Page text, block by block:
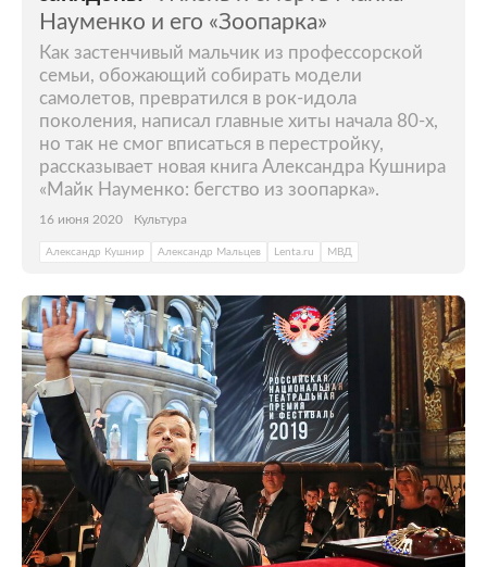
Науменко и его «Зоопарка»
Как застенчивый мальчик из профессорской
семьи, обожающий собирать модели
самолетов, превратился в рок-идола
поколения, написал главные хиты начала 80-х,
но так не смог вписаться в перестройку,
рассказывает новая книга Александра Кушнира
«Майк Науменко: бегство из зоопарка».
16 июня 2020 Культура
Александр Кушнир Александр Мальцев Lenta.ru МВД